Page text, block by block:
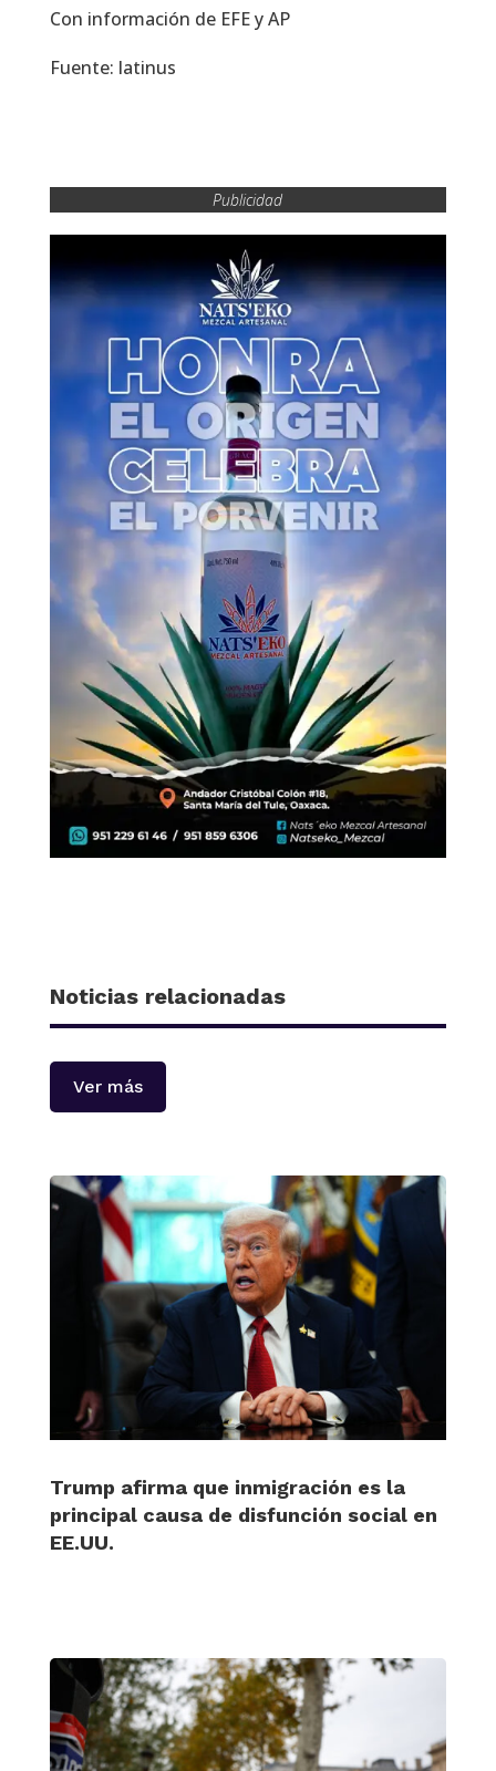
Con información de EFE y AP
Fuente: latinus
Publicidad
Noticias relacionadas
Ver más
Trump afirma que inmigración es la
principal causa de disfunción social en
EE.UU.